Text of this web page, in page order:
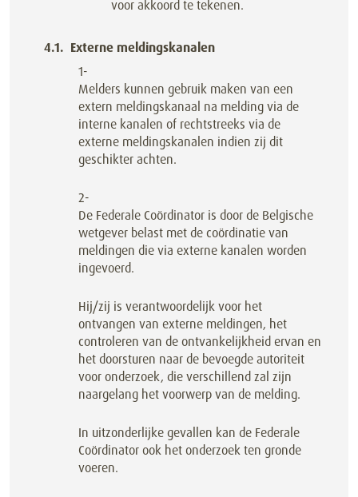
voor akkoord te tekenen.
Externe meldingskanalen
1-
Melders kunnen gebruik maken van een
extern meldingskanaal na melding via de
interne kanalen of rechtstreeks via de
externe meldingskanalen indien zij dit
geschikter achten.
2-
De Federale Coördinator is door de Belgische
wetgever belast met de coördinatie van
meldingen die via externe kanalen worden
ingevoerd.
Hij/zij is verantwoordelijk voor het
ontvangen van externe meldingen, het
controleren van de ontvankelijkheid ervan en
het doorsturen naar de bevoegde autoriteit
voor onderzoek, die verschillend zal zijn
naargelang het voorwerp van de melding.
In uitzonderlijke gevallen kan de Federale
Coördinator ook het onderzoek ten gronde
voeren.